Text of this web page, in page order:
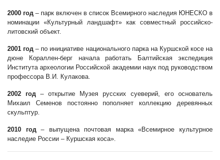
2000 год – парк включен в список Всемирного наследия ЮНЕСКО в
номинации «Культурный ландшафт» как совместный российско-
литовский объект.
2001 год – по инициативе национального парка на Куршской косе на
дюне Кораллен-берг начала работать Балтийская экспедиция
Института археологии Российской академии наук под руководством
профессора В.И. Кулакова.
2002 год – открытие Музея русских суеверий, его основатель
Михаил Семенов постоянно пополняет коллекцию деревянных
скульптур.
2010 год– выпущена почтовая марка «Всемирное культурное
наследие России – Куршская коса».